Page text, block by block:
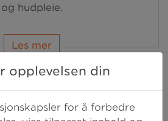
og hudpleie.
Les mer
opplevelsen din
for å forbedre